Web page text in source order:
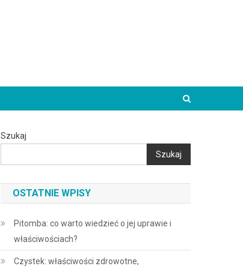
Szukaj
Szukaj
OSTATNIE WPISY
Pitomba: co warto wiedzieć o jej uprawie i
właściwościach?
Czystek: właściwości zdrowotne,